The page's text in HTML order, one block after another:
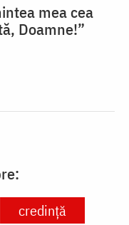
mea cea
Doamne!”
credință